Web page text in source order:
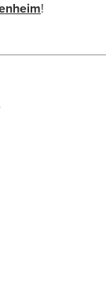
!